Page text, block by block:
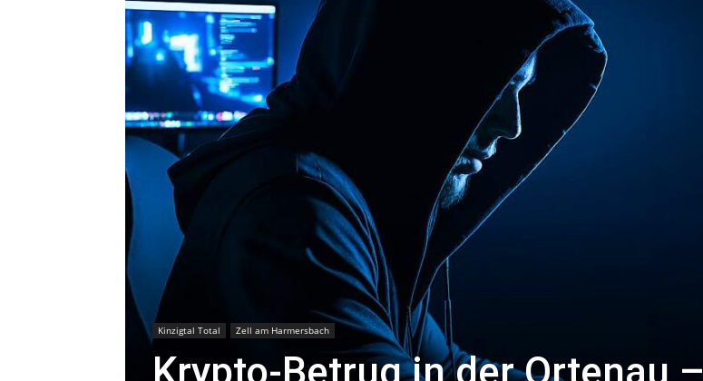
Kinzigtal Total Zell am Harmersbach